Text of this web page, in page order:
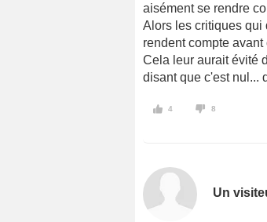
aisément se rendre
Alors les critiques qui
rendent compte
Cela leur aurait évité
disant que c'est nul...
4 8
Un